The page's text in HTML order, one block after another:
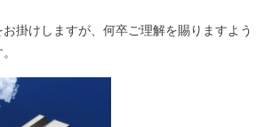
掛けしますが、何卒ご理解を賜りますよう